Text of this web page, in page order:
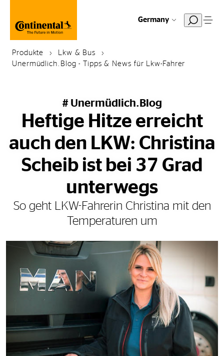
Germany
Produkte
Lkw & Bus
Unermüdlich.Blog - Tipps & News für Lkw-Fahrer
# Unermüdlich.Blog
Heftige Hitze erreicht
auch den LKW: Christina
Scheib ist bei 37 Grad
unterwegs
So geht LKW-Fahrerin Christina mit den
Temperaturen um